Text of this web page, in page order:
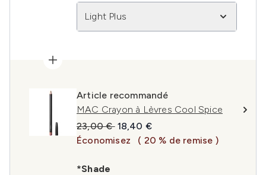
Light Plus
Article recommandé
MAC Crayon à Lèvres Cool Spice
Prix de vente :
23,00 € Prix ​​actuel :
18,40 €
Économisez
( 20 % de remise )
*Shade